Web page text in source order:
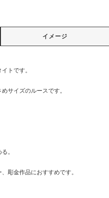
イメージ
トです。
サイズのルースです。
。
彫金作品におすすめです。